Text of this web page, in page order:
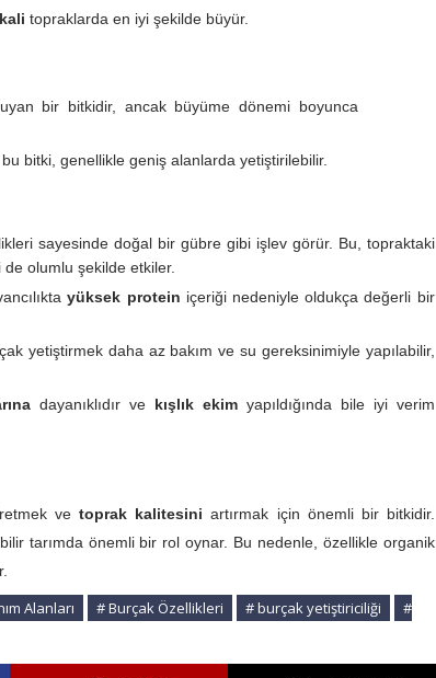
topraklarda en iyi şekilde büyür.
bir bitkidir, ancak büyüme dönemi boyunca
bu bitki, genellikle geniş alanlarda yetiştirilebilir.
sayesinde doğal bir gübre gibi işlev görür. Bu, topraktaki
olumlu şekilde etkiler.
yüksek protein içeriği nedeniyle oldukça değerli bir
yetiştirmek daha az bakım ve su gereksinimiyle yapılabilir,
dayanıklıdır ve kışlık ekimyapıldığında bile iyi verim
vetoprak kalitesini artırmak için önemli bir bitkidir.
tarımda önemli bir rol oynar. Bu nedenle, özellikle organik
Alanları # Burçak Özellikleri # burçak yetiştiriciliği
#